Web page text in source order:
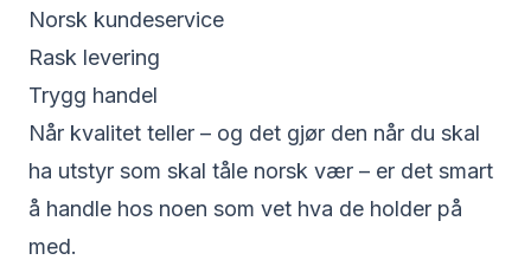
Norsk kundeservice
Rask levering
Trygg handel
Når kvalitet teller – og det gjør den når du skal
ha utstyr som skal tåle norsk vær – er det smart
å handle hos noen som vet hva de holder på
med.